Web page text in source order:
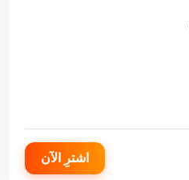
اشترِ الآن